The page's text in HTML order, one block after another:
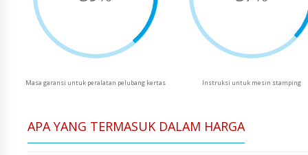
Masa garansi untuk peralatan pelubang kertas Instruksi untuk mesin stamping
APA YANG TERMASUK DALAM HARGA